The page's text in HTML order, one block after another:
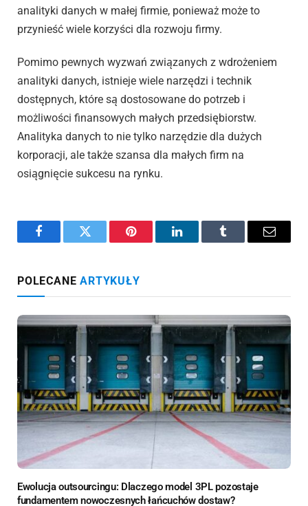
analityki danych w małej firmie, ponieważ może to
przynieść wiele korzyści dla rozwoju firmy.
Pomimo pewnych wyzwań związanych z wdrożeniem
analityki danych, istnieje wiele narzędzi i technik
dostępnych, które są dostosowane do potrzeb i
możliwości finansowych małych przedsiębiorstw.
Analityka danych to nie tylko narzędzie dla dużych
korporacji, ale także szansa dla małych firm na
osiągnięcie sukcesu na rynku.
FacebookTwitter Pinterest LinkedInTumblr Email
POLECANEARTYKUŁY
Ewolucja outsourcingu: Dlaczego model 3PL pozostaje
fundamentem nowoczesnych łańcuchów dostaw?